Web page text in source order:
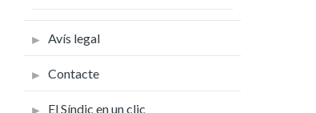
Avís legal
Contacte
El Síndic en un clic